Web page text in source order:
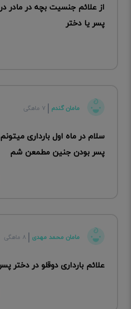
از علائم جنسیت بچه در مادر
پسر یا دختر
مامان گندم ۷ ماهگی
سلام در ماه اول بارداری
پسر بودن جنین مطمعن شم
مامان محمد مهدی ۸ ماهگی
علائم بارداری دوقلو در دختر پسر